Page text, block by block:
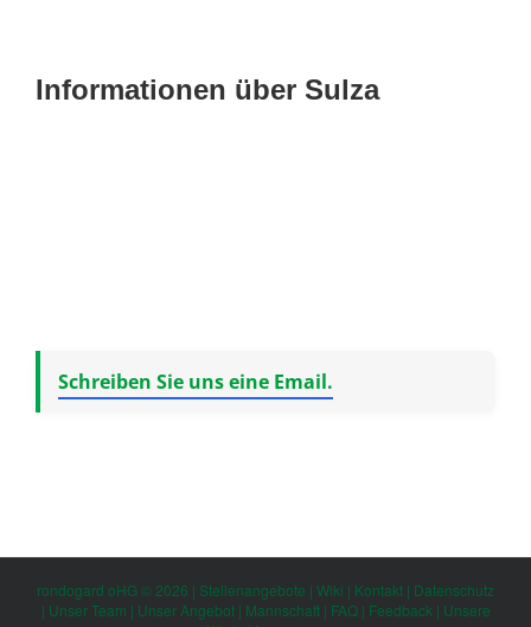
Informationen über Sulza
Schreiben Sie uns eine Email.
rondogard oHG © 2026 | Stellenangebote | Wiki | Kontakt | Datenschutz
| Unser Team | Unser Angebot| Mannschaft| FAQ| Feedback | Unsere